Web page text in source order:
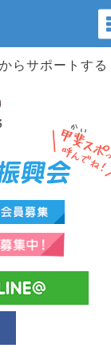
らサポートする